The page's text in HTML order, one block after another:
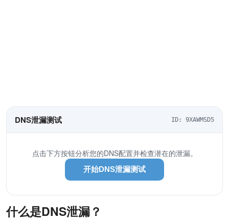
DNS泄漏测试 ID: 9XAWMSD5
点击下方按钮分析您的DNS配置并检查潜在的泄漏。
开始DNS泄漏测试
什么是DNS泄漏？